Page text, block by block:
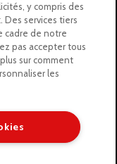
y compris des
Des services tiers
cadre de notre
pas accepter tous
sur comment
les